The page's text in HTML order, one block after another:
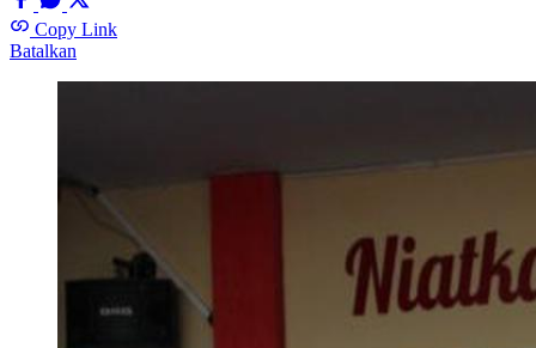
Copy Link
Batalkan